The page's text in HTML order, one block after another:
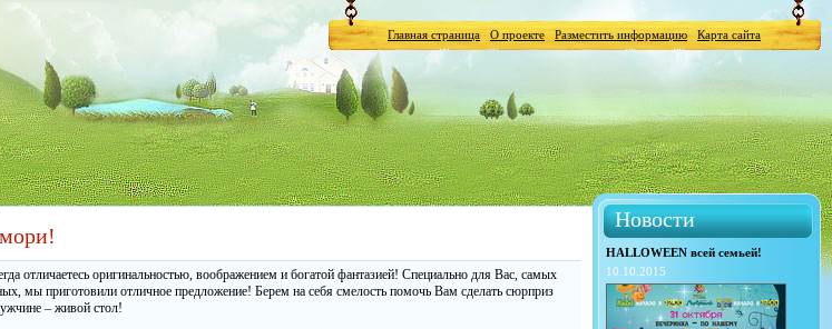
Главная страница О проекте Разместить информацию Карта сайта
отличаетесь оригинальностью, воображением и богатой фантазией! Специально для Вас, самых
мы приготовили отличное предложение! Берем на себя смелость помочь Вам сделать сюрприз
– живой стол!
Новости
HALLOWEEN всей семьей!
10.10.2015